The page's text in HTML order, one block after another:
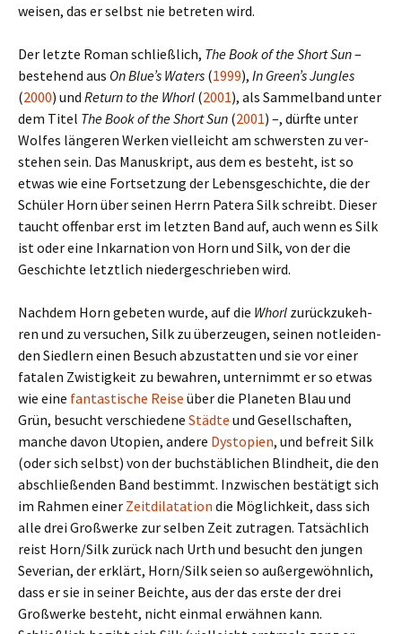
weisen, das er selbst nie betre­ten wird.
Der letzte Roman schließ­lich, The Book of the Short Sun–
bestehend aus On Blue’s Waters (1999), In Green’s Jungles
(2000) und Return to the Whorl (2001), als Sammelband unter
dem Titel The Book of the Short Sun (2001) –, dürfte unter
Wolfes län­ge­ren Werken viel­leicht am schwer­sten zu ver­
ste­hen sein. Das Manuskript, aus dem es besteht, ist so
etwas wie eine Fortsetzung der Lebensgeschichte, die der
Schüler Horn über seinen Herrn Patera Silk schreibt. Dieser
taucht offen­bar erst im letz­ten Band auf, auch wenn es Silk
ist oder eine Inkarnation von Horn und Silk, von der die
Geschichte letzt­lich nie­der­ge­schrie­ben wird.
Nachdem Horn gebe­ten wurde, auf die Whorl zurück­zu­keh­
ren und zu ver­su­chen, Silk zu über­zeu­gen, seinen not­lei­den­
den Siedlern einen Besuch abzu­stat­ten und sie vor einer
fata­len Zwistigkeit zu bewah­ren, unter­nimmt er so etwas
wie eine fan­ta­sti­sche Reise über die Planeten Blau und
Grün, besucht ver­schie­dene Städte und Gesellschaften,
manche davon Utopien, andere Dystopien, und befreit Silk
(oder sich selbst) von der buch­stäb­li­chen Blindheit, die den
abschlie­ßen­den Band bestimmt. Inzwischen bestä­tigt sich
im Rahmen einer Zeitdilatation die Möglichkeit, dass sich
alle drei Großwerke zur selben Zeit zutra­gen. Tatsächlich
reist Horn/Silk zurück nach Urth und besucht den jungen
Severian, der erklärt, Horn/Silk seien so außer­ge­wöhn­lich,
dass er sie in seiner Beichte, aus der das erste der drei
Großwerke besteht, nicht einmal erwäh­nen kann.